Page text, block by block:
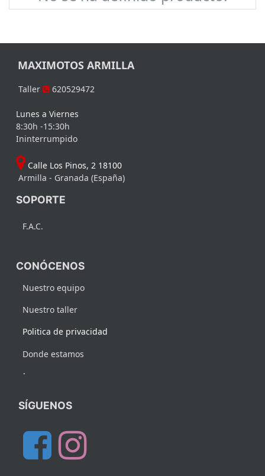
MAXIMOTOS ARMILLA
Taller 620529472
Lunes a Viernes
8:30h -15:30h
Ininterrumpido
Calle Los Pinos, 2 18100
Armilla - Granada (España)
SOPORTE
F.A.C.
CONÓCENOS
Nuestro equipo
Nuestro taller
Politica de privacidad
Donde estamos
.
SÍGUENOS